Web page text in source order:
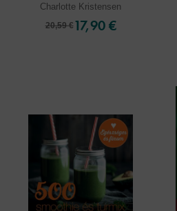
Charlotte Kristensen
20,59 € 17,90 €